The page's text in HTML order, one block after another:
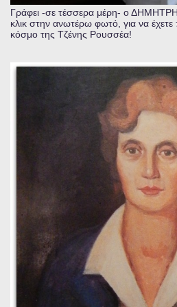
Γράφει -σε τέσσερα μέρη- ο
κλικ στην ανωτέρω φωτό, για να
κόσμο της Τζένης Ρουσσέα!